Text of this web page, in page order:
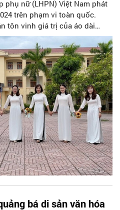
phụ nữ (LHPN) Việt Nam phát
trên phạm vi toàn quốc.
tôn vinh giá trị của áo dài
đồng thời khơi dậy tình yêu,
gìn, phát huy giá trị di sản áo
bá di sản văn hóa